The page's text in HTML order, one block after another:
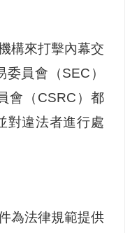
構來打擊內幕交
員會（SEC）
會（CSRC）都
對違法者進行處
為法律規範提供